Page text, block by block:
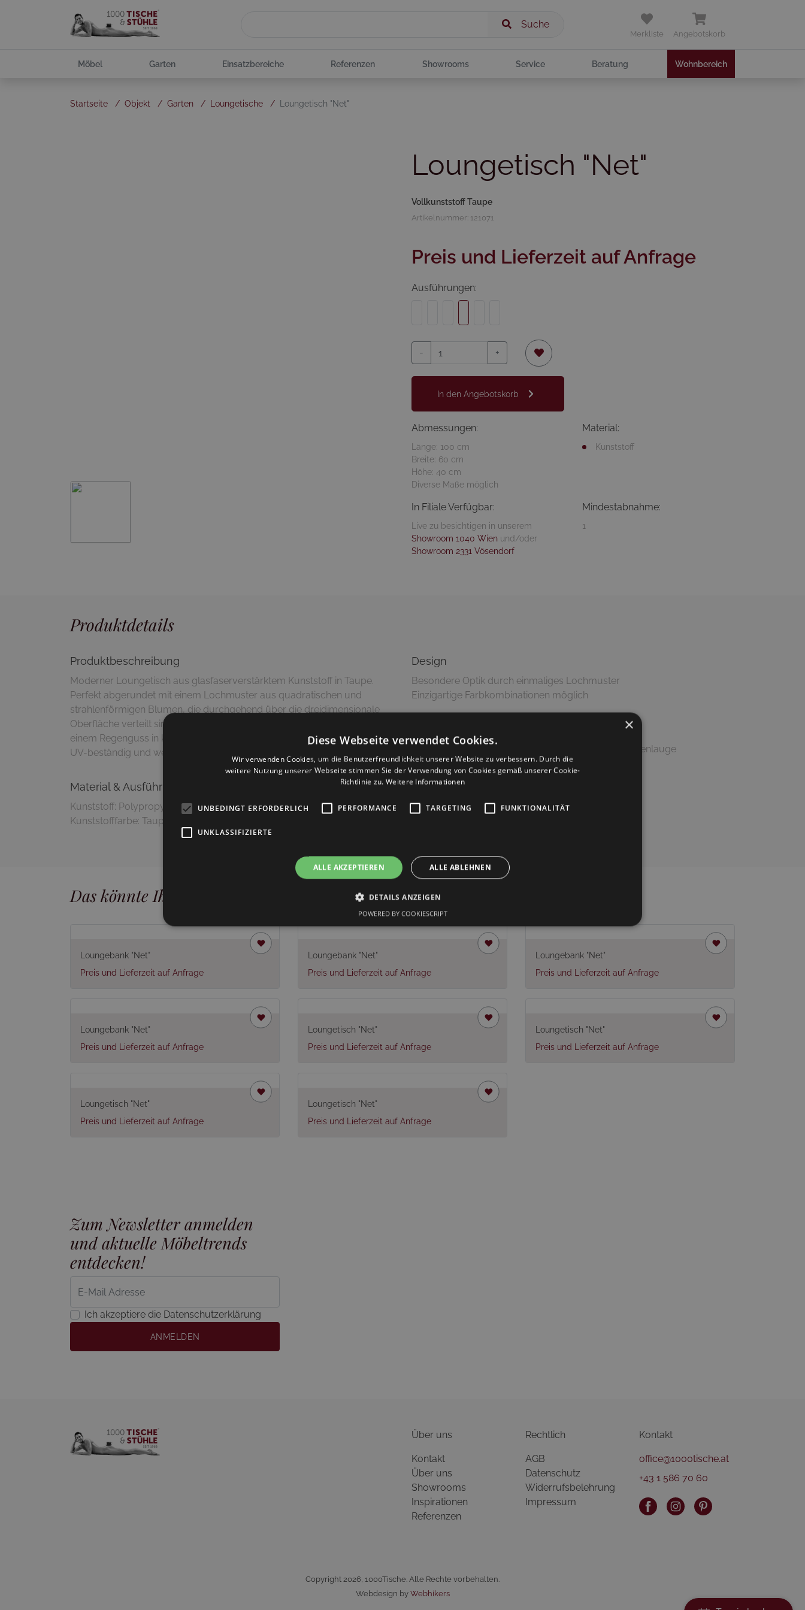
Merkliste Angebotskorb
Suche
Möbel Garten Einsatzbereiche Referenzen Showrooms Service Beratung Wohnbereich
Startseite / Objekt / Garten / Loungetische / Loungetisch "Net"
Loungetisch "Net"
Vollkunststoff Taupe
Artikelnummer: 121071
Preis und Lieferzeit auf Anfrage
Ausführungen:
- +
In den Angebotskorb
Abmessungen:
Länge: 100 cm
Breite: 60 cm
Höhe: 40 cm
Diverse Maße möglich
Material:
Kunststoff
In Filiale Verfügbar:
Live zu besichtigen in unserem
Showroom 1040 Wien und/oder
Showroom 2331 Vösendorf
Mindestabnahme:
1
Produktdetails
Produktbeschreibung
Moderner Loungetisch aus glasfaserverstärktem Kunststoff in Taupe.
Perfekt abgerundet mit einem Lochmuster aus quadratischen und
strahlenförmigen Blumen, die durchgehend über die dreidimensionale
Oberfläche verteilt sind. Durch die perforierte Tischplatte ist "Net" nach
einem Regenguss in kurzer Zeit wieder trocken. Dieser Artikel ist absolut
UV-beständig und wetterfest.
Material & Ausführung
Kunststoff: Polypropylen
Kunststofffarbe: Taupe, matt
Design
Besondere Optik durch einmaliges Lochmuster
Reinigung mit feuchtem Putztuch und milder Seifenlauge
Versandinformationen
Dieser Artikel wird montiert geliefert
Das könnte Ihnen auch gefallen
Loungebank "Net"
Preis und Lieferzeit auf Anfrage
Loungebank "Net"
Preis und Lieferzeit auf Anfrage
Loungebank "Net"
Preis und Lieferzeit auf Anfrage
Loungebank "Net"
Preis und Lieferzeit auf Anfrage
Loungetisch "Net"
Preis und Lieferzeit auf Anfrage
Loungetisch "Net"
Preis und Lieferzeit auf Anfrage
Loungetisch "Net"
Preis und Lieferzeit auf Anfrage
Loungetisch "Net"
Preis und Lieferzeit auf Anfrage
Zum Newsletter anmelden
und aktuelle Möbeltrends
entdecken!
Ich akzeptiere die Datenschutzerklärung
ANMELDEN
Über uns
Kontakt
Über uns
Showrooms
Inspirationen
Referenzen
Rechtlich
AGB
Datenschutz
Widerrufsbelehrung
Impressum
Kontakt
office@1000tische.at
+43 1 586 70 60
Copyright 2026, 1000Tische. Alle Rechte vorbehalten.
Webdesign by Webhikers
×
Diese Webseite verwendet Cookies.
Wir verwenden Cookies, um die Benutzerfreundlichkeit unserer Website zu verbessern. Durch die
weitere Nutzung unserer Webseite stimmen Sie der Verwendung von Cookies gemäß unserer Cookie-
Richtlinie zu.Weitere Informationen
UNBEDINGT ERFORDERLICH PERFORMANCE TARGETING FUNKTIONALITÄT
UNKLASSIFIZIERTE
ALLE AKZEPTIEREN ALLE ABLEHNEN
DETAILS ANZEIGEN
POWERED BY COOKIESCRIPT